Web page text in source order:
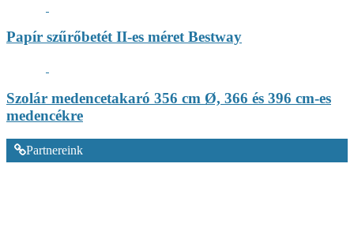
Papír szűrőbetét II-es méret Bestway
Szolár medencetakaró 356 cm Ø, 366 és 396 cm-es
medencékre
Partnereink